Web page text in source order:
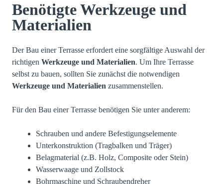
Benötigte Werkzeuge und
Materialien
Der Bau einer Terrasse erfordert eine sorgfältige Auswahl der
richtigen Werkzeuge und Materialien. Um Ihre Terrasse
selbst zu bauen, sollten Sie zunächst die notwendigen
Werkzeuge und Materialien zusammenstellen.
Für den Bau einer Terrasse benötigen Sie unter anderem:
Schrauben und andere Befestigungselemente
Unterkonstruktion (Tragbalken und Träger)
Belagmaterial (z.B. Holz, Composite oder Stein)
Wasserwaage und Zollstock
Bohrmaschine und Schraubendreher